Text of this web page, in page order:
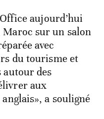
aujourd’hui
Maroc sur un salon
avec
du tourisme et
autour des
aux
a souligné